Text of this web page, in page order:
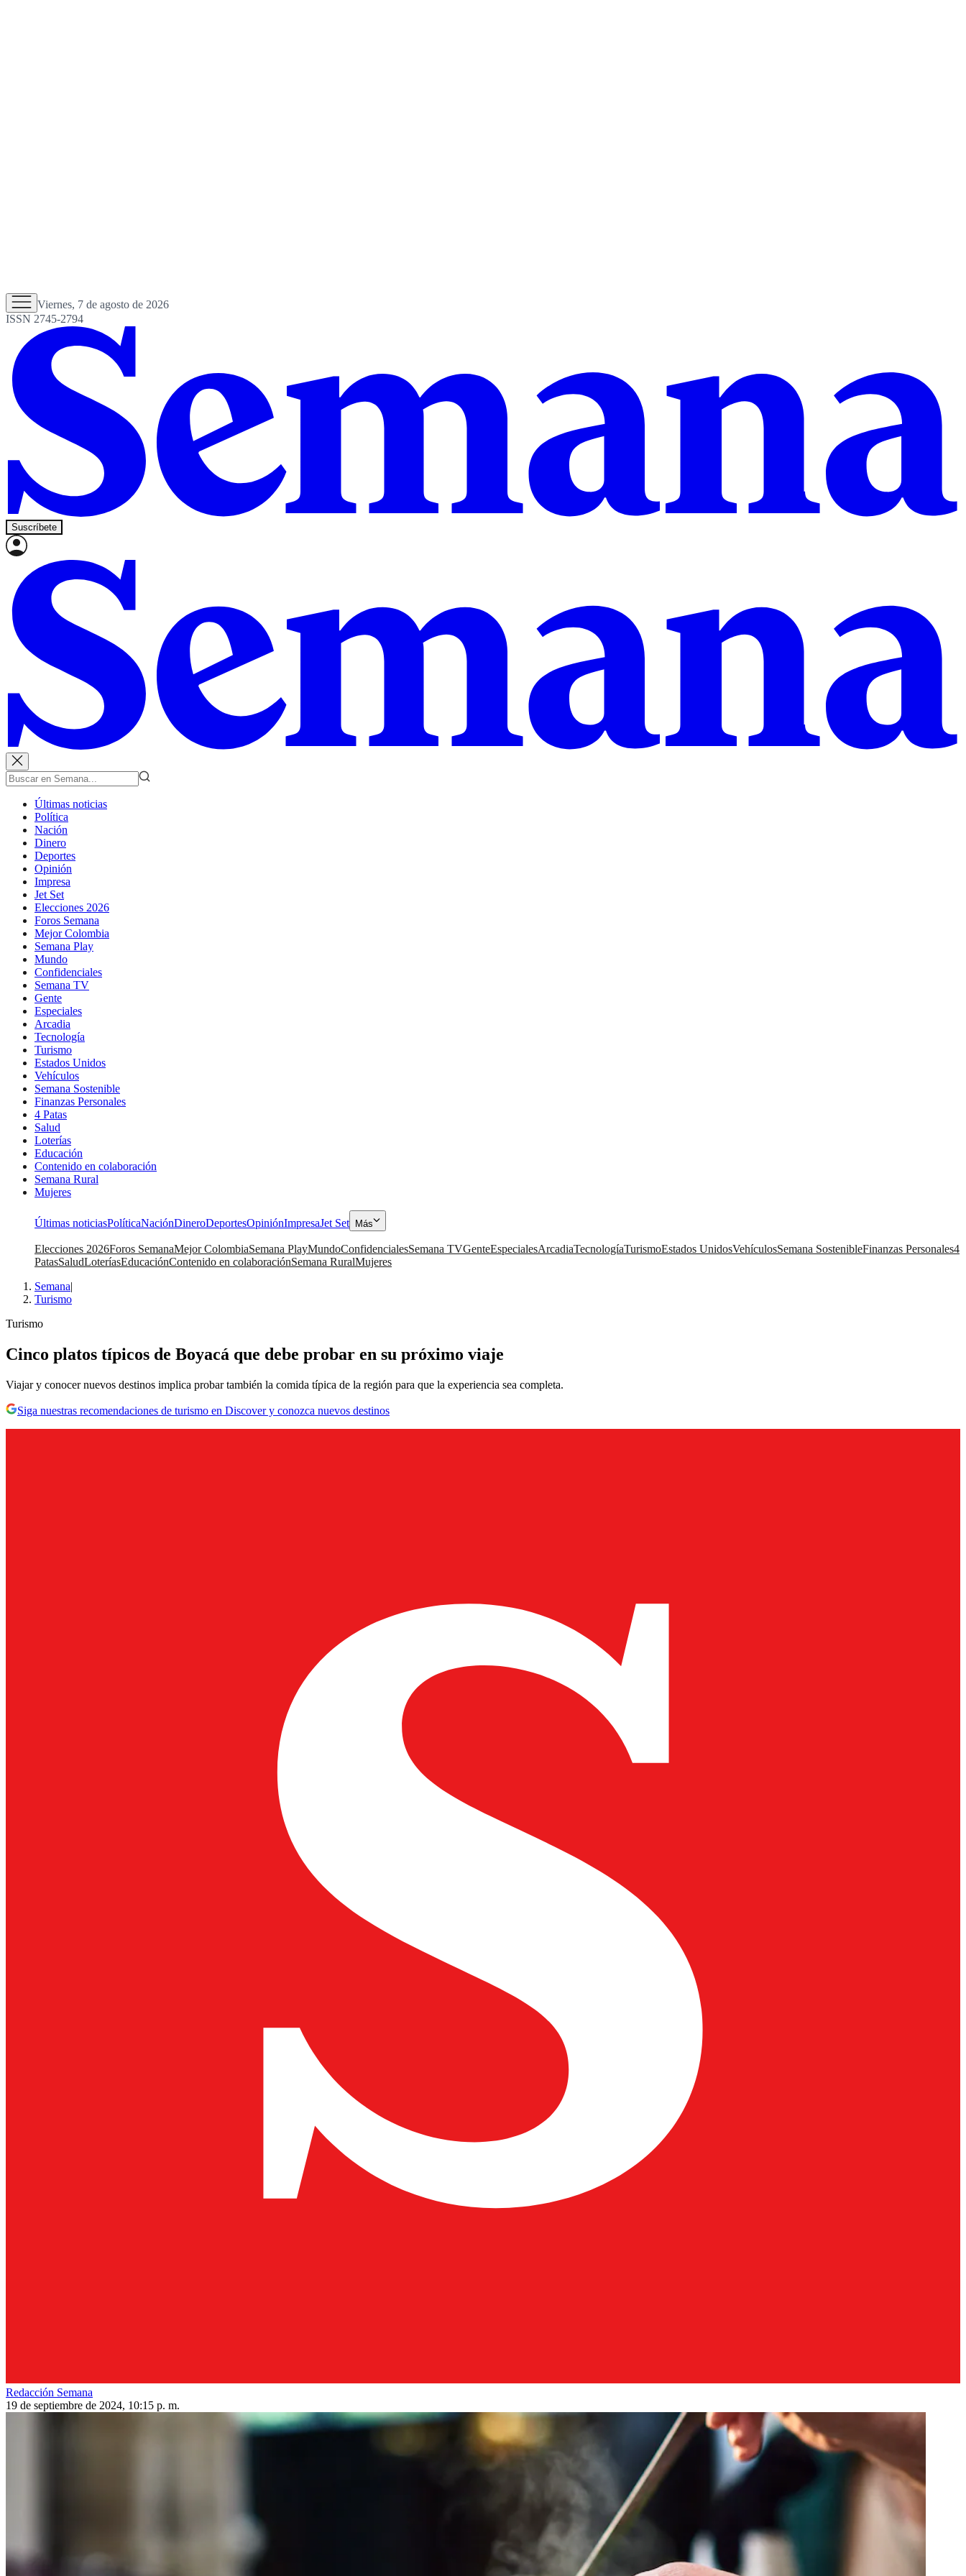
Viernes, 7 de agosto de 2026
ISSN 2745-2794
Suscríbete
Últimas noticias
Política
Nación
Dinero
Deportes
Opinión
Impresa
Jet Set
Elecciones 2026
Foros Semana
Mejor Colombia
Semana Play
Mundo
Confidenciales
Semana TV
Gente
Especiales
Arcadia
Tecnología
Turismo
Estados Unidos
Vehículos
Semana Sostenible
Finanzas Personales
4 Patas
Salud
Loterías
Educación
Contenido en colaboración
Semana Rural
Mujeres
Últimas noticiasPolíticaNaciónDineroDeportesOpiniónImpresaJet Set Más
Elecciones 2026Foros SemanaMejor ColombiaSemana PlayMundoConfidencialesSemana TVGenteEspecialesArcadiaTecnologíaTurismoEstados UnidosVehículosSemana SostenibleFinanzas Personales4
PatasSaludLoteríasEducaciónContenido en colaboraciónSemana RuralMujeres
Semana|
Turismo
Turismo
Cinco platos típicos de Boyacá que debe probar en su próximo viaje
Viajar y conocer nuevos destinos implica probar también la comida típica de la región para que la experiencia sea completa.
Siga nuestras recomendaciones de turismo en Discover y conozca nuevos destinos
Redacción Semana
19 de septiembre de 2024, 10:15 p. m.